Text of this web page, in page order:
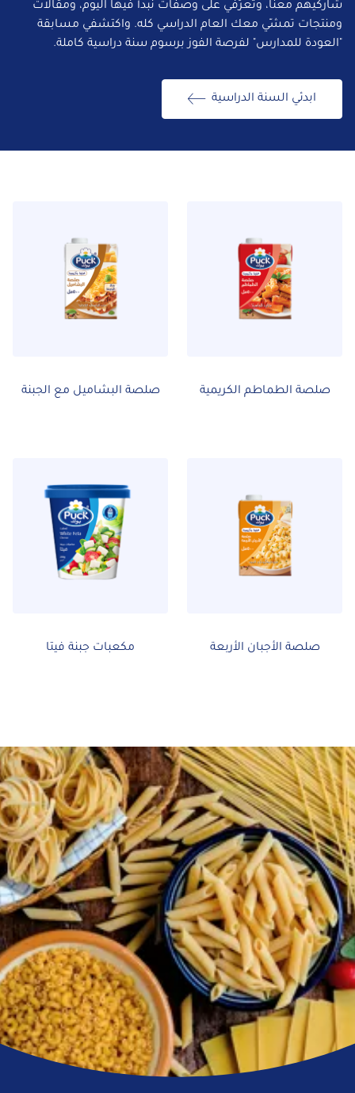
شاركيهم معنا، وتعرّفي على وصفات نبدأ فيها اليوم، ومقالات
ومنتجات تمشّي معك العام الدراسي كله. واكتشفي مسابقة
"العودة للمدارس" لفرصة الفوز برسوم سنة دراسية كاملة.
ابدئي السنة الدراسية
صلصة الطماطم الكريمية صلصة البشاميل مع الجبنة
صلصة الأجبان الأربعة مكعبات جبنة فيتا